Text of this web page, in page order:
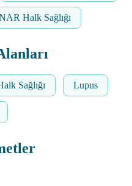
Halk Sağlığı
Sağlığı Lupus